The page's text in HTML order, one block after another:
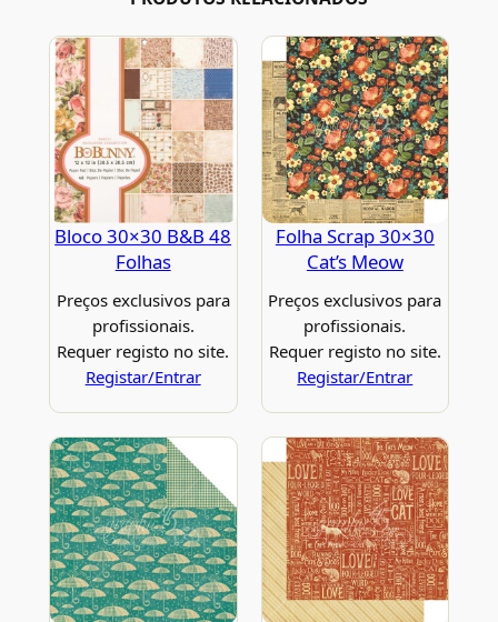
Bloco 30×30 B&B 48
Folhas
Preços exclusivos para
profissionais.
Requer registo no site.
Registar/Entrar
Folha Scrap 30×30
Cat’s Meow
Preços exclusivos para
profissionais.
Requer registo no site.
Registar/Entrar